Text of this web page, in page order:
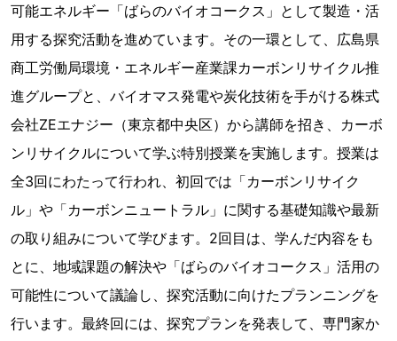
可能エネルギー「ばらのバイオコークス」として製造・活
用する探究活動を進めています。その一環として、広島県
商工労働局環境・エネルギー産業課カーボンリサイクル推
進グループと、バイオマス発電や炭化技術を手がける株式
会社ZEエナジー（東京都中央区）から講師を招き、カーボ
ンリサイクルについて学ぶ特別授業を実施します。授業は
全3回にわたって行われ、初回では「カーボンリサイク
ル」や「カーボンニュートラル」に関する基礎知識や最新
の取り組みについて学びます。2回目は、学んだ内容をも
とに、地域課題の解決や「ばらのバイオコークス」活用の
可能性について議論し、探究活動に向けたプランニングを
行います。最終回には、探究プランを発表して、専門家か